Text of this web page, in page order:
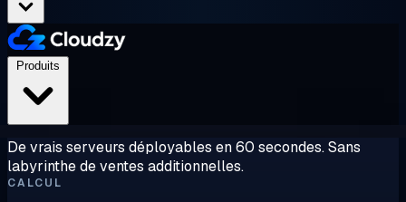
De vrais serveurs déployables en 60 secondes. Sans
labyrinthe de ventes additionnelles.
CALCUL